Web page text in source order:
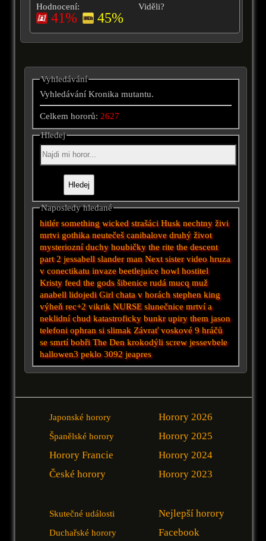
Hodnocení:
41% 45%
Viděli?
Vyhledávání
Vyhledávání Kronika mutantu.
Celkem hororů:2627
Hledej
Naposledy hledané
hitlér something wicked strašáci Husk nechtny živi
mrtvi gothika neutečeš canibalove druhý život
mysteriozní duchy houbičky the rite the descent
part 2 jessabell slander man Next sister video hruza
v conectikatu invaze beetlejuice howl hostitel
Kristy feed the gods šibenice rudá mucq muž
anabell lidojedi Girl chata v horách stephen king
výheň rec+2 vikrik NURSE slunečnice mrtví a
neklidní chud katastroficky bunkr upirythem jason
telefoniophran si slimak Závrať voskové 9 hráčů
se smrtí bobři The Den krokodýli screw jessevbele
hallowen3 peklo 3092 jeapres
Japonské horory
Španělské horory
Horory Francie
České horory
Horory 2026
Horory 2025
Horory 2024
Horory 2023
Skutečné události
Duchařské horory
Nejlepší horory
Facebook